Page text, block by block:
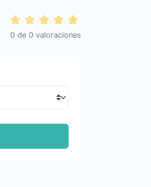
0 de 0 valoraciones